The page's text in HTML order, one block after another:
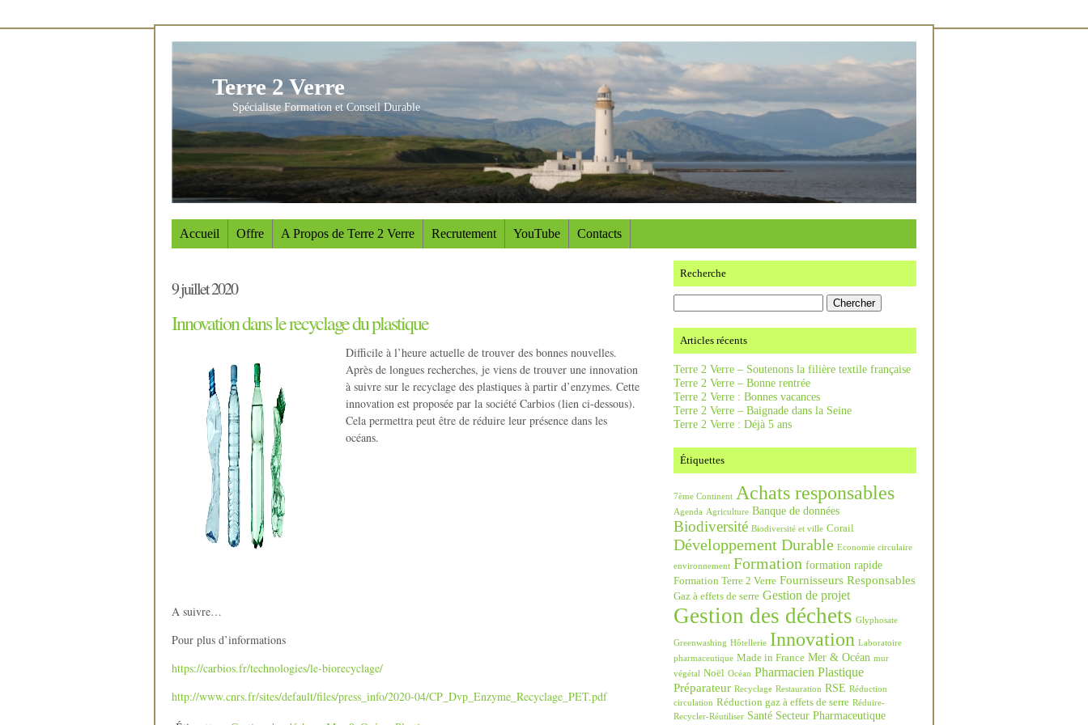
Terre 2 Verre
Spécialiste Formation et Conseil Durable
Accueil Offre A Propos de Terre 2 Verre Recrutement YouTube Contacts
9 juillet 2020
Innovation dans le recyclage du plastique
Difficile à l’heure actuelle de trouver des bonnes nouvelles.
Après de longues recherches, je viens de trouver une innovation
à suivre sur le recyclage des plastiques à partir d’enzymes. Cette
innovation est proposée par la société Carbios (lien ci-dessous).
Cela permettra peut être de réduire leur présence dans les
océans.
A suivre…
Pour plus d’informations
https://carbios.fr/technologies/le-biorecyclage/
http://www.cnrs.fr/sites/default/files/press_info/2020-04/CP_Dvp_Enzyme_Recyclage_PET.pdf
Recherche
Articles récents
Terre 2 Verre – Soutenons la filière textile française
Terre 2 Verre – Bonne rentrée
Terre 2 Verre : Bonnes vacances
Terre 2 Verre – Baignade dans la Seine
Terre 2 Verre : Déjà 5 ans
Étiquettes
7ème Continent Achats responsables
Agenda Agriculture Banque de données
Biodiversité Biodiversité et ville Corail
Développement Durable Economie circulaire
environnement Formation formation rapide
Formation Terre 2 Verre Fournisseurs Responsables
Gaz à effets de serre Gestion de projet
Gestion des déchets Glyphosate
Greenwashing Hôtellerie Innovation Laboratoire
pharmaceutique Made in France Mer & Océan mur
végétal Noël Océan Pharmacien Plastique
Préparateur Recyclage Restauration RSE Réduction
circulation Réduction gaz à effets de serre Réduire-
Recycler-Réutiliser Santé Secteur Pharmaceutique